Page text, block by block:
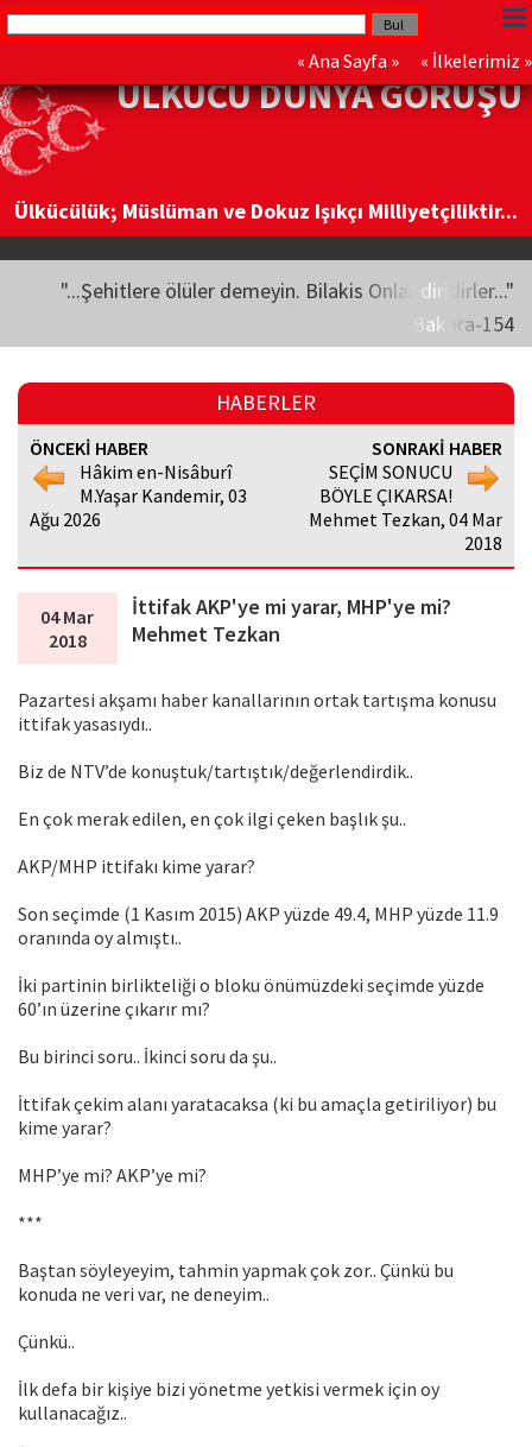
« Ana Sayfa » « İlkelerimiz »
ÜLKÜCÜ DÜNYA GÖRÜŞÜ
Ülkücülük; Müslüman ve Dokuz Işıkçı Milliyetçiliktir...
"...Şehitlere ölüler demeyin. Bilakis Onlar diridirler..."
Bakara-154
HABERLER
ÖNCEKİ HABER
Hâkim en-Nisâburî
M.Yaşar Kandemir, 03
Ağu 2026
SONRAKİ HABER
SEÇİM SONUCU
BÖYLE ÇIKARSA!
Mehmet Tezkan, 04 Mar
2018
04 Mar
2018
İttifak AKP'ye mi yarar, MHP'ye mi?
Mehmet Tezkan
Pazartesi akşamı haber kanallarının ortak tartışma konusu
ittifak yasasıydı..
Biz de NTV’de konuştuk/tartıştık/değerlendirdik..
En çok merak edilen, en çok ilgi çeken başlık şu..
AKP/MHP ittifakı kime yarar?
Son seçimde (1 Kasım 2015) AKP yüzde 49.4, MHP yüzde 11.9
oranında oy almıştı..
İki partinin birlikteliği o bloku önümüzdeki seçimde yüzde
60’ın üzerine çıkarır mı?
Bu birinci soru.. İkinci soru da şu..
İttifak çekim alanı yaratacaksa (ki bu amaçla getiriliyor) bu
kime yarar?
MHP’ye mi? AKP’ye mi?
***
Baştan söyleyeyim, tahmin yapmak çok zor.. Çünkü bu
konuda ne veri var, ne deneyim..
Çünkü..
İlk defa bir kişiye bizi yönetme yetkisi vermek için oy
kullanacağız..